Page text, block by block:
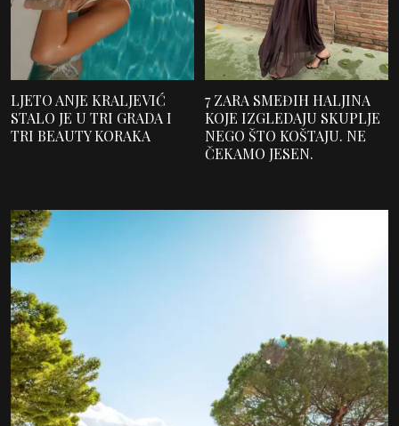
LJETO ANJE KRALJEVIĆ
STALO JE U TRI GRADA I
TRI BEAUTY KORAKA
7 ZARA SMEĐIH HALJINA
KOJE IZGLEDAJU SKUPLJE
NEGO ŠTO KOŠTAJU. NE
ČEKAMO JESEN.